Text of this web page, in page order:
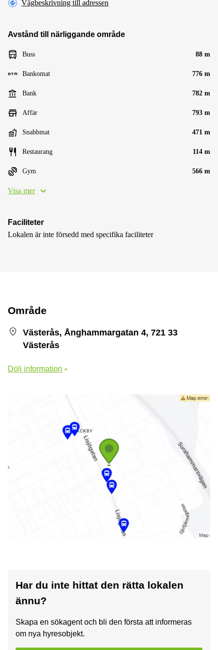
Vägbeskrivning till adressen
Avstånd till närliggande område
Buss 88 m
Bankomat 776 m
Bank 782 m
Affär 793 m
Snabbmat 471 m
Restaurang 114 m
Gym 566 m
Visa mer
Faciliteter
Lokalen är inte försedd med specifika faciliteter
Område
Västerås, Ånghammargatan 4, 721 33
Västerås
Dölj information
Har du inte hittat den rätta lokalen
ännu?
Skapa en sökagent och bli den första att informeras
om nya hyresobjekt.